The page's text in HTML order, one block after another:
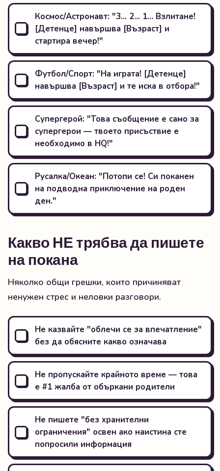
Космос/Астронавт: "3… 2… 1… Взлитане!
[Детенце] навършва [Възраст] и
стартира вечер!"
Футбол/Спорт: "На играта! [Детенце]
навършва [Възраст] и те иска в отбора!"
Супергерой: "Това съобщение е само за
супергерои — твоето присъствие е
необходимо в HQ!"
Русалка/Океан: "Потопи се! Си поканен
на подводна приключение на роден
ден."
Какво НЕ трябва да пишете
на покана
Няколко общи грешки, които причиняват
ненужен стрес и неловки разговори.
Не казвайте "облечи се за впечатление"
без да обясните какво означава
Не пропускайте крайното време — това
е #1 жалба от объркани родители
Не пишете "без хранителни
ограничения" освен ако наистина сте
попросили информация